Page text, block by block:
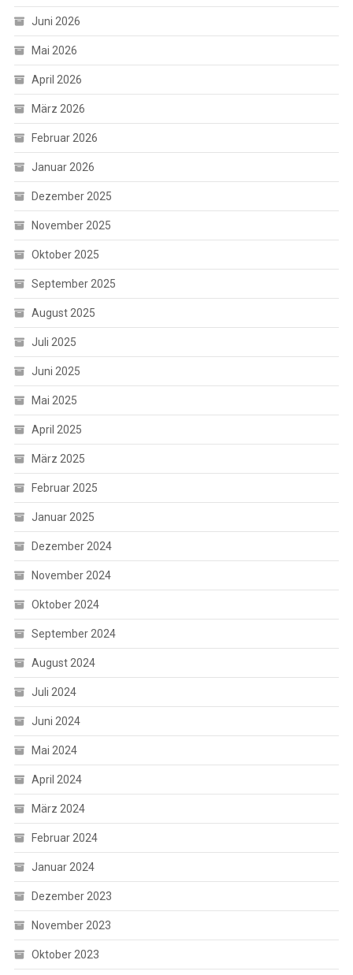
Juni 2026
Mai 2026
April 2026
März 2026
Februar 2026
Januar 2026
Dezember 2025
November 2025
Oktober 2025
September 2025
August 2025
Juli 2025
Juni 2025
Mai 2025
April 2025
März 2025
Februar 2025
Januar 2025
Dezember 2024
November 2024
Oktober 2024
September 2024
August 2024
Juli 2024
Juni 2024
Mai 2024
April 2024
März 2024
Februar 2024
Januar 2024
Dezember 2023
November 2023
Oktober 2023